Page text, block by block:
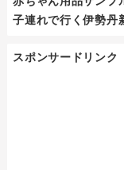
子連れで行く伊勢丹
スポンサードリンク